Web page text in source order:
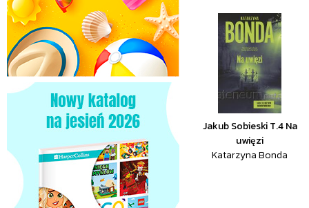
Jakub Sobieski T.4 Na
uwięzi
Katarzyna Bonda